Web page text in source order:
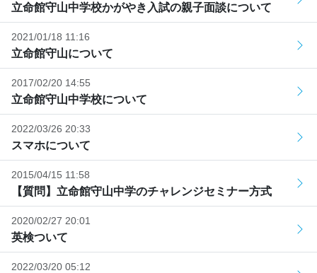
立命館守山中学校かがやき入試の親子面談について
2021/01/18 11:16
立命館守山について
2017/02/20 14:55
立命館守山中学校について
2022/03/26 20:33
スマホについて
2015/04/15 11:58
【質問】立命館守山中学のチャレンジセミナー方式
2020/02/27 20:01
英検ついて
2022/03/20 05:12